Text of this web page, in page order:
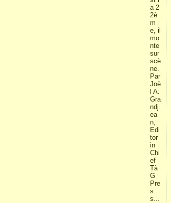
a 2
2è
m
e, il
mo
nte
sur
scè
ne.
Par
Joë
l A.
Gra
ndj
ea
n,
Edi
tor
in
Chi
ef
Tà
G
Pre
s
s...